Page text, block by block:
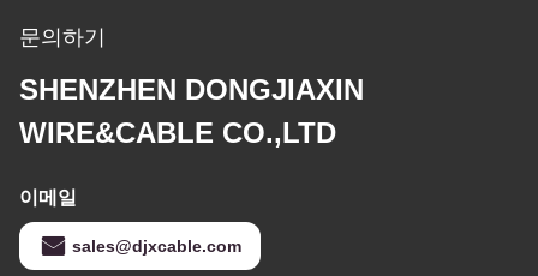
문의하기
SHENZHEN DONGJIAXIN
WIRE&CABLE CO.,LTD
이메일
sales@djxcable.com